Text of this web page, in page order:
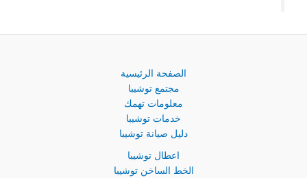
الصفحة الرئيسية
مجتمع توشيبا
معلومات تهمك
خدمات توشيبا
دليل صيانة توشيبا
اعطال توشيبا
الخط الساخن توشيبا